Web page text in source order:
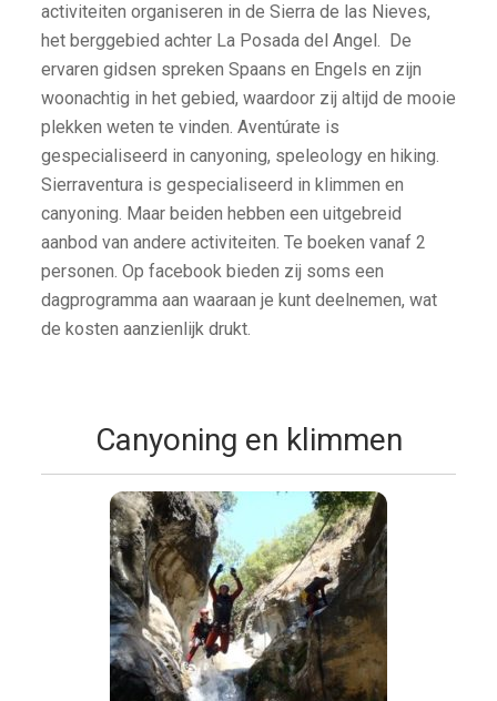
activiteiten organiseren in de Sierra de las Nieves,
het berggebied achter La Posada del Angel. De
ervaren gidsen spreken Spaans en Engels en zijn
woonachtig in het gebied, waardoor zij altijd de mooie
plekken weten te vinden. Aventúrate is
gespecialiseerd in canyoning, speleology en hiking.
Sierraventura is gespecialiseerd in klimmen en
canyoning. Maar beiden hebben een uitgebreid
aanbod van andere activiteiten. Te boeken vanaf 2
personen. Op facebook bieden zij soms een
dagprogramma aan waaraan je kunt deelnemen, wat
de kosten aanzienlijk drukt.
Canyoning en klimmen